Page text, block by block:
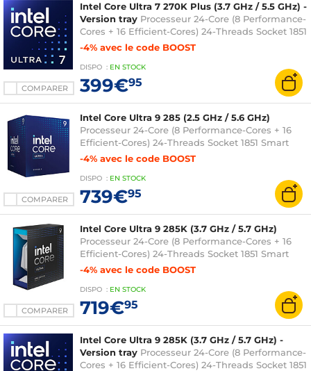
COMPARER
Intel Core Ultra 7 270K Plus (3.7 GHz / 5.5 GHz) -
Version tray Processeur 24-Core (8 Performance-
Cores + 16 Efficient-Cores) 24-Threads Socket 1851
Smart Cache 36 Mo + L2 40 Mo Intel Graphics
garantie Intel 3 ans)
-4% avec le code BOOST
DISPO : EN STOCK
399€95
COMPARER
Intel Core Ultra 9 285 (2.5 GHz / 5.6 GHz)
Processeur 24-Core (8 Performance-Cores + 16
Efficient-Cores) 24-Threads Socket 1851 Smart
Cache 36 Mo + L2 40 Mo Intel Graphics 0.003
Intel 3 ans)
-4% avec le code BOOST
DISPO : EN STOCK
739€95
COMPARER
Intel Core Ultra 9 285K (3.7 GHz / 5.7 GHz)
Processeur 24-Core (8 Performance-Cores + 16
Efficient-Cores) 24-Threads Socket 1851 Smart
Cache 36 Mo + L2 40 Mo Intel Graphics 0.003
Intel 3 ans)
-4% avec le code BOOST
DISPO : EN STOCK
719€95
Intel Core Ultra 9 285K (3.7 GHz / 5.7 GHz) -
Version tray Processeur 24-Core (8 Performance-
Cores + 16 Efficient-Cores) 24-Threads Socket 1851